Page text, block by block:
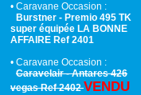
• Caravane Occasion :
Burstner - Premio 495 TK
super équipée LA BONNE
AFFAIRE Ref 2401
• Caravane Occasion :
Caravelair - Antares 426
vegas Ref 2402VENDU